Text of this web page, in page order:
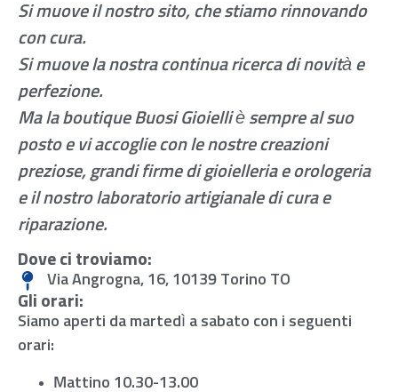
Si muove il nostro sito, che stiamo rinnovando
con cura.
Si muove la nostra continua ricerca di novità e
perfezione.
Ma la boutique Buosi Gioielli è sempre al suo
posto e vi accoglie con le nostre creazioni
preziose, grandi firme di gioielleria e orologeria
e il nostro laboratorio artigianale di cura e
riparazione.
Dove ci troviamo:
Via Angrogna, 16, 10139 Torino TO
Gli orari:
Siamo aperti da martedì a sabato con i seguenti
orari:
Mattino 10.30-13.00